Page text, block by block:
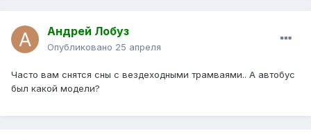
Андрей Лобуз
Опубликовано 25 апреля
Часто вам снятся сны с вездеходными трамваями.. А автобус
был какой модели?